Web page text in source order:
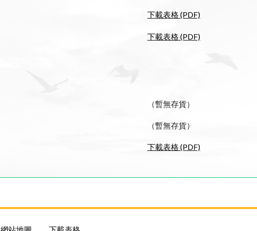
下載表格 (PDF)
下載表格 (PDF)
（暫無存貨）
（暫無存貨）
下載表格 (PDF)